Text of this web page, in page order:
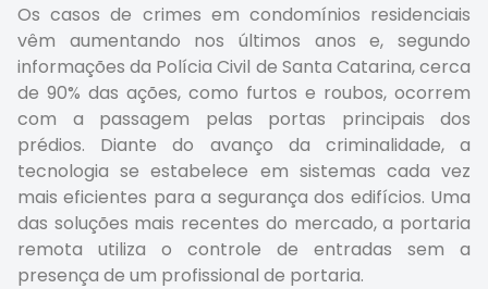
Os casos de crimes em condomínios residenciais
vêm aumentando nos últimos anos e, segundo
informações da Polícia Civil de Santa Catarina, cerca
de 90% das ações, como furtos e roubos, ocorrem
com a passagem pelas portas principais dos
prédios. Diante do avanço da criminalidade, a
tecnologia se estabelece em sistemas cada vez
mais eficientes para a segurança dos edifícios. Uma
das soluções mais recentes do mercado, a portaria
remota utiliza o controle de entradas sem a
presença de um profissional de portaria.